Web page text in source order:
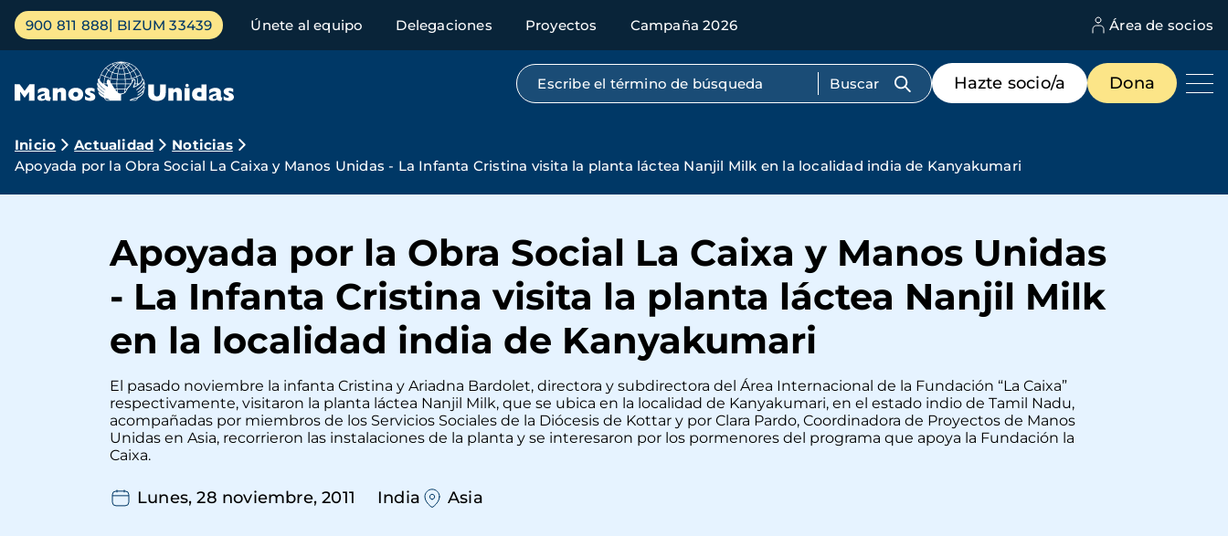
Pasar
contenido
Menú
principal
900 811 888 BIZUM 33439 Únete al equipo Delegaciones Proyectos Campaña 2026 Área de socios
Búsqueda por texto completo
Menú
de
destacados
Hazte socio/a Dona
Ruta
de
Inicio Actualidad
Noticias
Apoyada por la Obra Social La Caixa y Manos Unidas - La Infanta Cristina visita la planta láctea Nanjil Milk en la localidad india de Kanyakumari
Apoyada por la Obra Social La Caixa y Manos Unidas
- La Infanta Cristina visita la planta láctea Nanjil Milk
en la localidad india de Kanyakumari
El pasado noviembre la infanta Cristina y Ariadna Bardolet, directora y subdirectora del Área Internacional de la Fundación “La Caixa”
respectivamente, visitaron la planta láctea Nanjil Milk, que se ubica en la localidad de Kanyakumari, en el estado indio de Tamil Nadu,
acompañadas por miembros de los Servicios Sociales de la Diócesis de Kottar y por Clara Pardo, Coordinadora de Proyectos de Manos
Unidas en Asia, recorrieron las instalaciones de la planta y se interesaron por los pormenores del programa que apoya la Fundación la
Caixa.
Lunes, 28 noviembre, 2011 India Asia